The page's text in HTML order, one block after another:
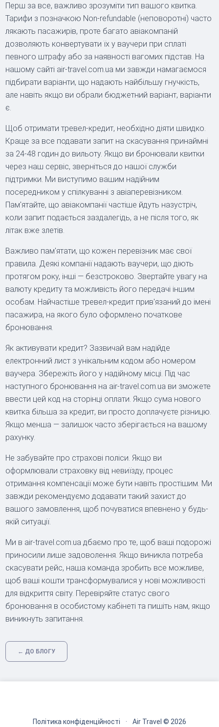
Перш за все, важливо зрозуміти тип вашого квитка.
Тарифи з позначкою Non-refundable (неповоротні) часто
лякають пасажирів, проте багато авіакомпаній
дозволяють конвертувати їх у ваучери при сплаті
певного штрафу або за наявності вагомих підстав. На
нашому сайті air-travel.com.ua ми завжди намагаємося
підбирати варіанти, що надають найбільшу гнучкість,
але навіть якщо ви обрали бюджетний варіант, варіанти
є.
Щоб отримати тревел-кредит, необхідно діяти швидко.
Краще за все подавати запит на скасування принаймні
за 24-48 годин до вильоту. Якщо ви бронювали квитки
через наш сервіс, зверніться до нашої служби
підтримки. Ми виступимо вашим надійним
посередником у спілкуванні з авіаперевізником.
Пам'ятайте, що авіакомпанії частіше йдуть назустріч,
коли запит подається заздалегідь, а не після того, як
літак вже злетів.
Важливо пам'ятати, що кожен перевізник має свої
правила. Деякі компанії надають ваучери, що діють
протягом року, інші — безстроково. Звертайте увагу на
валюту кредиту та можливість його передачі іншим
особам. Найчастіше тревел-кредит прив'язаний до імені
пасажира, на якого було оформлено початкове
бронювання.
Як активувати кредит? Зазвичай вам надійде
електронний лист з унікальним кодом або номером
ваучера. Збережіть його у надійному місці. Під час
наступного бронювання на air-travel.com.ua ви зможете
ввести цей код на сторінці оплати. Якщо сума нового
квитка більша за кредит, ви просто доплачуєте різницю.
Якщо менша — залишок часто зберігається на вашому
рахунку.
Не забувайте про страхові поліси. Якщо ви
оформлювали страховку від невиїзду, процес
отримання компенсації може бути навіть простішим. Ми
завжди рекомендуємо додавати такий захист до
вашого замовлення, щоб почуватися впевнено у будь-
якій ситуації.
Ми в air-travel.com.ua дбаємо про те, щоб ваші подорожі
приносили лише задоволення. Якщо виникла потреба
скасувати рейс, наша команда зробить все можливе,
щоб ваші кошти трансформувалися у нові можливості
для відкриття світу. Перевіряйте статус свого
бронювання в особистому кабінеті та пишіть нам, якщо
виникнуть запитання.
← ДО БЛОГУ
Політика конфіденційності · Air Travel © 2026